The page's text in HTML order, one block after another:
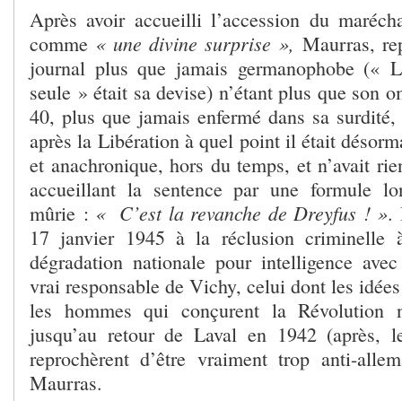
Après avoir accueilli l’accession du
comme « une divine surprise », Maurras,
journal plus que jamais germanophobe («
seule » était sa devise) n’étant plus que son
40, plus que jamais enfermé dans sa
après la Libération à quel point il était
et anachronique, hors du temps, et n’avait
accueillant la sentence par une formule
mûrie : « C’est la revanche de Dreyfus ! ».
17 janvier 1945 à la réclusion criminelle
dégradation nationale pour intelligence
vrai responsable de Vichy, celui dont les
les hommes qui conçurent la Révolution
jusqu’au retour de Laval en 1942 (après,
reprochèrent d’être vraiment trop anti-
Maurras.